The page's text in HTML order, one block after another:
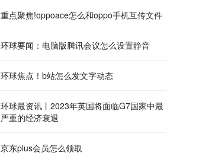
重点聚焦!oppoace怎么和oppo手机互传文件
环球要闻：电脑版腾讯会议怎么设置静音
环球焦点！b站怎么发文字动态
环球最资讯丨2023年英国将面临G7国家中最
严重的经济衰退
京东plus会员怎么领取